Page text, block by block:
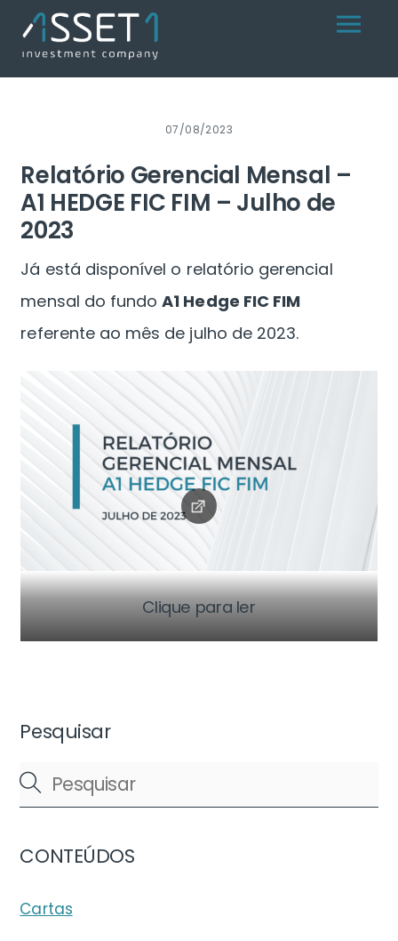
content
Menu
07/08/2023
Relatório Gerencial Mensal –
A1 HEDGE FIC FIM – Julho de
2023
Já está disponível o relatório gerencial
mensal do fundoA1 Hedge FIC FIM
referente ao mês de julho de 2023.
Clique para ler
Pesquisar
CONTEÚDOS
Cartas